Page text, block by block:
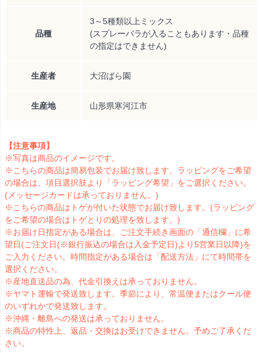
品種
3～5種類以上ミックス
(スプレーバラが入ることもあります・品種
の指定はできません)
生産者 大沼ばら園
生産地 山形県寒河江市
【注意事項】
※写真は商品のイメージです。
※こちらの商品は簡易包装でお届け致します。ラッピングをご希望
の場合は、項目選択肢より「ラッピング希望」をご選択ください。
(メッセージカードは承っておりません。)
※こちらの商品はトゲが付いた状態でお届け致します。(ラッピング
をご希望の場合はトゲとりの処理を致します。)
※お届け日指定がある場合は、ご注文手続き画面の「通信欄」に希
望日(ご注文日(※銀行振込の場合は入金予定日)より5営業日以降)を
ご入力ください。時間指定がある場合は「配送方法」にて時間帯を
選択ください。
※産地直送品の為、代金引換えは承っておりません。
※ヤマト運輸で発送致します。季節により、常温便またはクール便
のいずれかで発送致します。
※沖縄・離島への発送は承っておりません。
※商品の特性上、返品・交換はお受けできません。予めご了承くだ
さい。